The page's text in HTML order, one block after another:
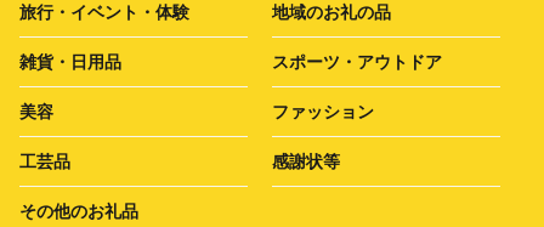
旅行・イベント・体験 地域のお礼の品
雑貨・日用品 スポーツ・アウトドア
美容 ファッション
工芸品 感謝状等
その他のお礼品